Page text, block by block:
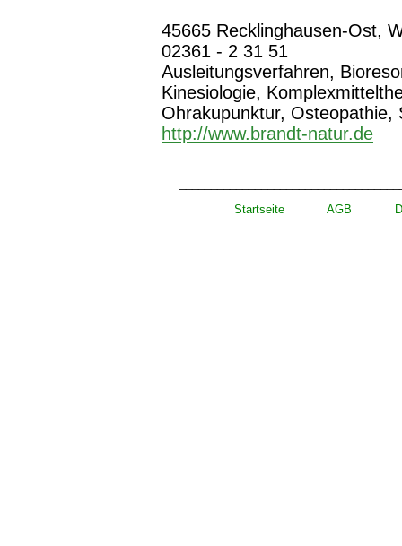
45665 Recklinghausen-Ost,
02361 - 2 31 51
Ausleitungsverfahren,
Kinesiologie,
Ohrakupunktur, Osteopathie,
http://www.brandt-natur.de
Startseite
AGB